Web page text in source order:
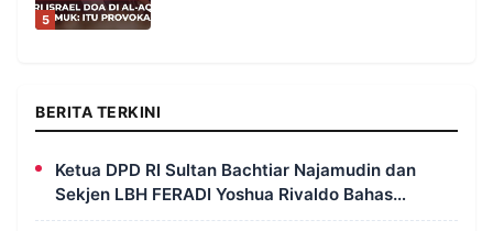
5
BERITA TERKINI
Ketua DPD RI Sultan Bachtiar Najamudin dan
Sekjen LBH FERADI Yoshua Rivaldo Bahas
Geopolitik dan Supremasi Hukum